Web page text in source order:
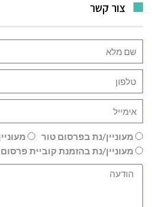
צור קשר
מעוניין/נת בפרסום טור
מעוניין/נת בהזמנת קוביית פרסום